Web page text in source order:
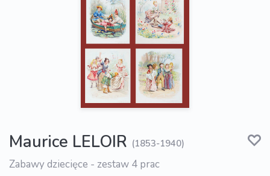
Maurice LELOIR (1853-1940)
Zabawy dziecięce - zestaw 4 prac